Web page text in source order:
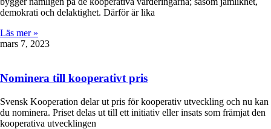
demokrati och delaktighet. Därför är lika
Läs mer »
mars 7, 2023
Nominera till kooperativt pris
Svensk Kooperation delar ut pris för kooperativ utveckling och nu kan
du nominera. Priset delas ut till ett initiativ eller insats som främjat den
kooperativa utvecklingen